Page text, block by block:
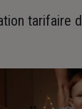
tarifaire